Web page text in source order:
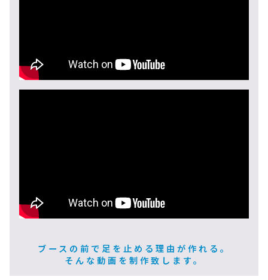
ブースの前で足を止める理由が作れる。
そんな動画を制作致します。